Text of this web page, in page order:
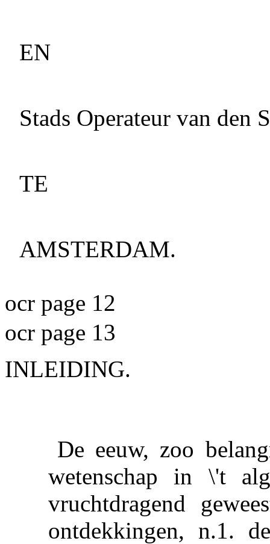
EN
Stads Operateur van den
TE
AMSTERDAM.
ocr page 12
ocr page 13
INLEIDING.
De eeuw, zoo
wetenschap in \'t
vruchtdragend
ontdekkingen, n.1.